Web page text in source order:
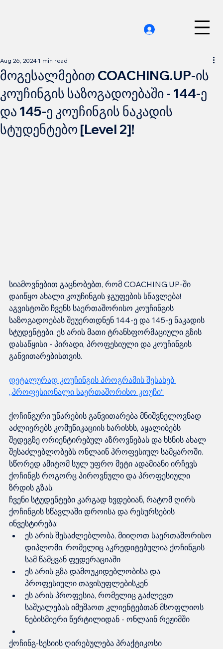
მოგესალმებით COACHING.UP-ის
კოუჩინგის საზოგადოებაში - 144-ე
და 145-ე კოუჩინგის ნაკადის
სტუდენტებო [Level 2]!
Aug 26, 2024 1 min read
სიამოვნებით გაცნობებთ, რომ COACHING.UP-ში
დაიწყო ახალი კოუჩინგის ჯგუფების სწავლება!
აგვისტოში ჩვენს საერთაშორისო კოუჩინგის
საზოგადოებას შეუერთდნენ 144-ე და 145-ე ნაკადის
სტუდენტები. ეს არის მათი ტრანსფორმაციული გზის
დასაწყისი - პირადი, პროფესიული და კოუჩინგის
განვითარებისთვის.
დეტალურად კოუჩინგის პროგრამის შესახებ
„პროფესიონალი საერთაშორისო კოუჩი“
ქოჩინგური უნარების განვითარება მნიშვნელოვნად
აძლიერებს კომუნიკაციის ხარისხს, აყალიბებს
შედეგზე ორიენტირებულ აზროვნებას და ხსნის ახალ
შესაძლებლობებს ონლაინ პროფესიულ სამყაროში.
სწორედ ამიტომ სულ უფრო მეტი ადამიანი ირჩევს
ქოჩინგს როგორც პიროვნული და პროფესიული
ზრდის გზას.
ჩვენი სტუდენტები კარგად ხვდებიან, რატომ ღირს
ქოჩინგის სწავლაში დროისა და რესურსების
ინვესტირება:
ეს არის შესაძლებლობა, მიიღოთ საერთაშორისო
დიპლომი, რომელიც აკრედიტებულია ქოჩინგის
სამ წამყვან ფედერაციაში
ეს არის გზა დამოუკიდებლობისა და
პროფესიული თავისუფლებისკენ
ეს არის პროფესია, რომელიც გაძლევთ
საშუალებას იმუშაოთ კლიენტებთან მსოფლიოს
ნებისმიერი წერტილიდან - ონლაინ რეჟიმში
ქოჩინგ-სესიის ღირებულება პრაქტიკოსი